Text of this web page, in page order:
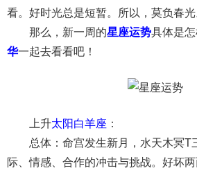
看。好时光总是短暂。所以，莫负春光
那么，新一周的星座运势具体是
华一起去看看吧！
上升太阳白羊座 ：
总体：命宫发生新月，水天木冥T
际、情感、合作的冲击与挑战。好坏